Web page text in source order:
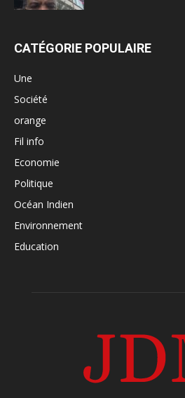
CATÉGORIE POPULAIRE
Une
Société
orange
Fil info
Economie
Politique
Océan Indien
Environnement
Education